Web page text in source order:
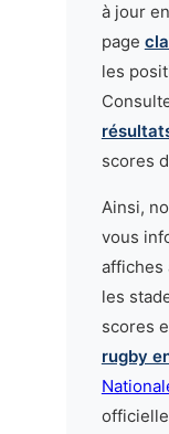
à jour
page
les
scores
Ainsi,
vous
affiches
les
scores
rugby